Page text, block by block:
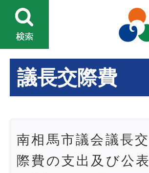
議長交際費
南相馬市議会議長交
際費の支出及び公表